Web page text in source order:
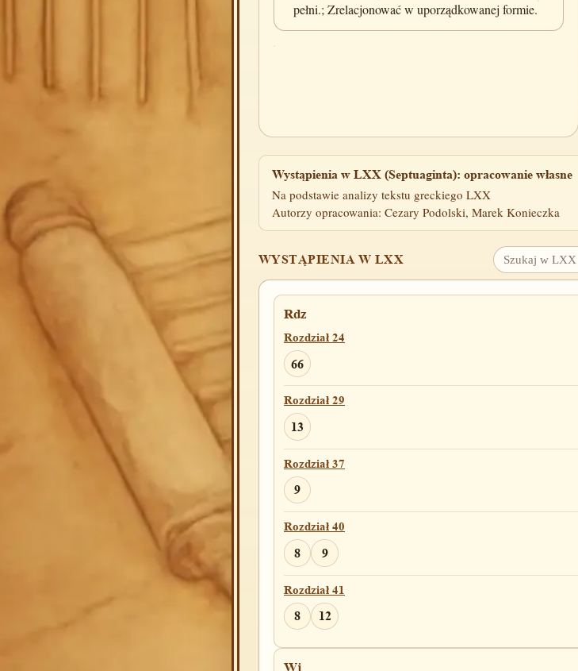
pełni.; Zrelacjonować w uporządkowanej formie.
Wystąpienia w LXX (Septuaginta): opracowanie własne
Na podstawie analizy tekstu greckiego LXX
Autorzy opracowania: Cezary Podolski, Marek Konieczka
WYSTĄPIENIA W LXX
Rdz
Rozdział 24
66
Rozdział 29
13
Rozdział 37
9
Rozdział 40
8 9
Rozdział 41
8 12
Wj